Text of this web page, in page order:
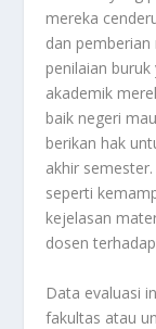
mereka
dan pemberian
penilaian
akademik
baik negeri
berikan hak
akhir
seperti
kejelasan
dosen
Data evaluasi
fakultas atau